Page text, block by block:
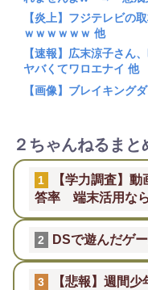
【炎上】フジテレビの
ｗｗｗｗｗｗ 他
【速報】広末涼子さん
ヤバくてワロエナイ 他
【画像】ブレイキング
２ちゃんねるまと
1
【学力調査】
答率 端末活用なら
2 DSで遊んだゲ
3
【悲報】週間